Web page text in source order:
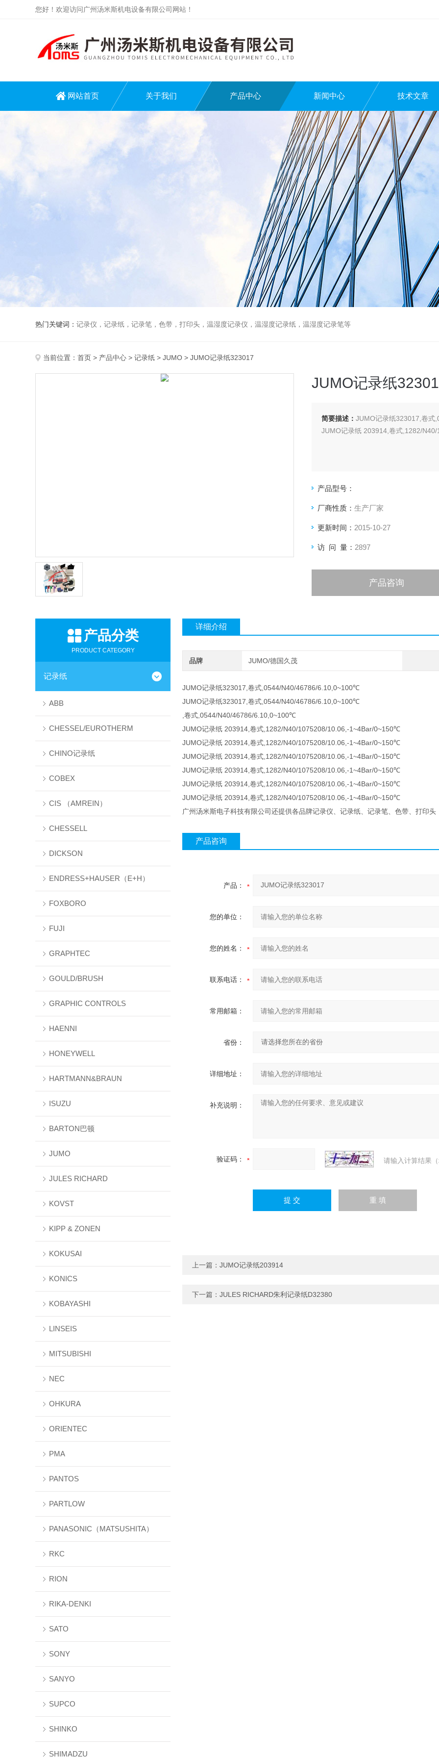
您好！欢迎访问广州汤米斯机电设备有限公司网站！
网站首页 关于我们 产品中心 新闻中心 技术文章
热门关键词： 记录仪，记录纸，记录笔，色带，打印头，温湿度记录仪，温湿度记录纸，温湿度记录笔等
当前位置： 首页 > 产品中心 > 记录纸 > JUMO > JUMO记录纸323017
JUMO记录纸
简要描述： JUMO记录纸323017,卷
JUMO记录纸 203914,卷式,1282/
产品型号：
厂商性质： 生产厂家
更新时间： 2015-10-27
访 问 量： 2897
产品咨询
产品分类
PRODUCT CATEGORY
记录纸
ABB
CHESSEL/EUROTHERM
CHINO记录纸
COBEX
CIS （AMREIN）
CHESSELL
DICKSON
ENDRESS+HAUSER（E+H）
FOXBORO
FUJI
GRAPHTEC
GOULD/BRUSH
GRAPHIC CONTROLS
HAENNI
HONEYWELL
HARTMANN&BRAUN
ISUZU
BARTON巴顿
JUMO
JULES RICHARD
KOVST
KIPP & ZONEN
KOKUSAI
KONICS
KOBAYASHI
LINSEIS
MITSUBISHI
NEC
OHKURA
ORIENTEC
PMA
PANTOS
PARTLOW
PANASONIC（MATSUSHITA）
RKC
RION
RIKA-DENKI
SATO
SONY
SANYO
SUPCO
SHINKO
SHIMADZU
详细介绍
品牌 JUMO/德国久茂
JUMO记录纸323017,卷式,0544/N40/46786/6.10,0~100℃
JUMO记录纸323017,卷式,0544/N40/46786/6.10,0~100℃
,卷式,0544/N40/46786/6.10,0~100℃
JUMO记录纸 203914,卷式,1282/N40/1075208/10.06,-1~4Bar/0~150℃
JUMO记录纸 203914,卷式,1282/N40/1075208/10.06,-1~4Bar/0~150℃
JUMO记录纸 203914,卷式,1282/N40/1075208/10.06,-1~4Bar/0~150℃
JUMO记录纸 203914,卷式,1282/N40/1075208/10.06,-1~4Bar/0~150℃
JUMO记录纸 203914,卷式,1282/N40/1075208/10.06,-1~4Bar/0~150℃
JUMO记录纸 203914,卷式,1282/N40/1075208/10.06,-1~4Bar/0~150℃
广州汤米斯电子科技有限公司还提供各品牌记录仪、记录纸、记录笔、色带、打印
产品咨询
产品：
您的单位：
您的姓名：
联系电话：
常用邮箱：
省份：
详细地址：
补充说明：
验证码： 请输入计算结果
上一篇： JUMO记录纸203914
下一篇： JULES RICHARD朱利记录纸D32380